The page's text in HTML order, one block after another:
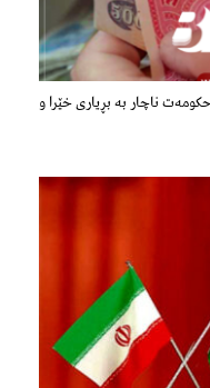
ناچار بە بڕیاری خێرا و